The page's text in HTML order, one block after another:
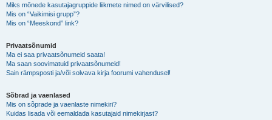
Miks mõnede kasutajagruppide liikmete nimed on värvilised?
Mis on “Vaikimisi grupp”?
Mis on “Meeskond” link?
Privaatsõnumid
Ma ei saa privaatsõnumeid saata!
Ma saan soovimatuid privaatsõnumeid!
Sain rämpsposti ja/või solvava kirja foorumi vahendusel!
Sõbrad ja vaenlased
Mis on sõprade ja vaenlaste nimekiri?
Kuidas lisada või eemaldada kasutajaid nimekirjast?